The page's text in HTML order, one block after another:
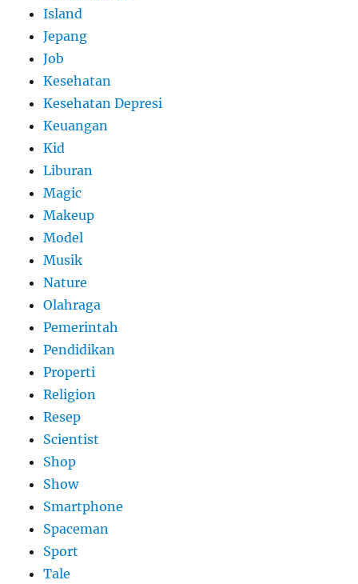
Island
Jepang
Job
Kesehatan
Kesehatan Depresi
Keuangan
Kid
Liburan
Magic
Makeup
Model
Musik
Nature
Olahraga
Pemerintah
Pendidikan
Properti
Religion
Resep
Scientist
Shop
Show
Smartphone
Spaceman
Sport
Tale